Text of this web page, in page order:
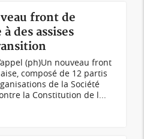
front de
des assises
(ph)Un nouveau front
composé de 12 partis
de la Société
la Constitution de l...